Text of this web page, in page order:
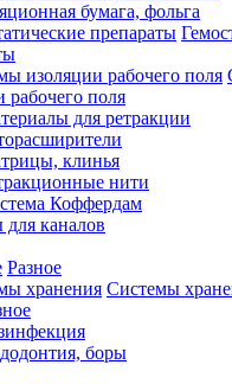
бумага, фольга
рабочего поля
для ретракции
клинья
нити
Коффердам
каналов
Разное
Системы
боры